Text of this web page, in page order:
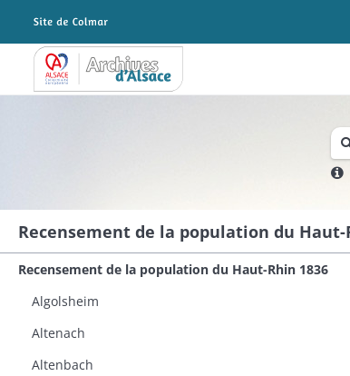
Archives Alsace - Colmar
Recensement de la population du Haut-Rhin 1836
Algolsheim
Altenach
Altenbach